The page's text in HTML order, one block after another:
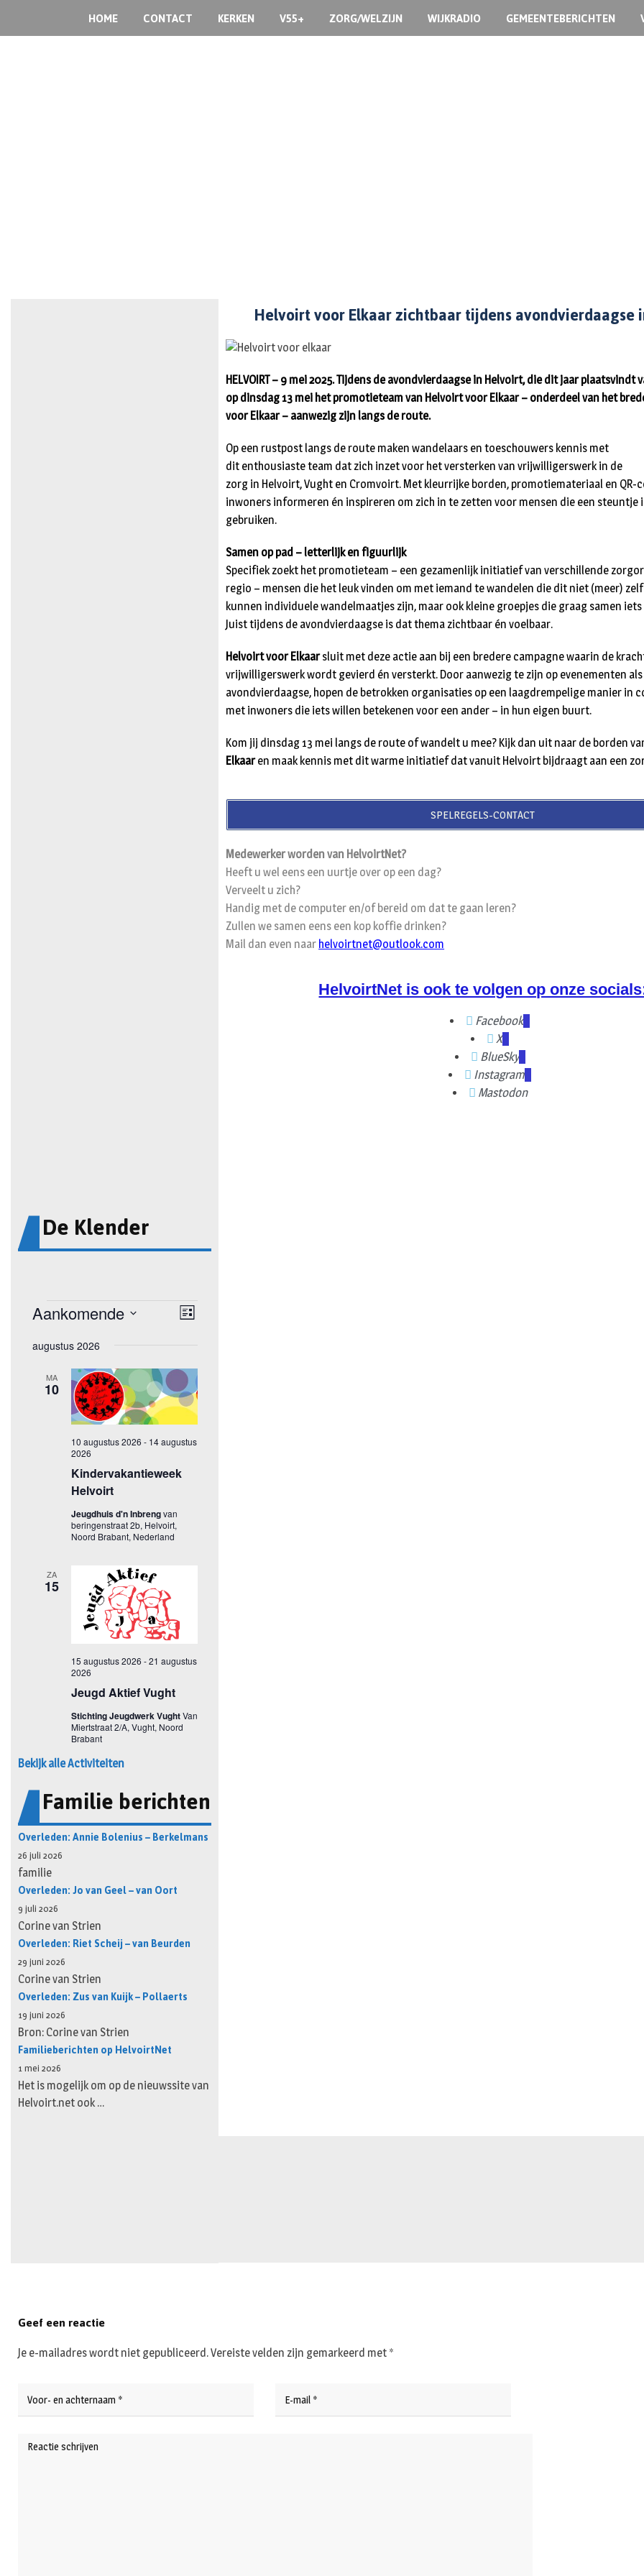
HOME CONTACT KERKEN V55+ ZORG/WELZIJN WIJKRADIO GEMEENTEBERICHTEN
De Klender
Bekijk alle Activiteiten
Familie berichten
Overleden: Annie Bolenius – Berkelmans
26 juli 2026
familie
Overleden: Jo van Geel – van Oort
9 juli 2026
Corine van Strien
Overleden: Riet Scheij – van Beurden
29 juni 2026
Corine van Strien
Overleden: Zus van Kuijk – Pollaerts
19 juni 2026
Bron: Corine van Strien
Familieberichten op HelvoirtNet
1 mei 2026
Het is mogelijk om op de nieuwssite van
Helvoirt.net ook …
Helvoirt voor Elkaar zichtbaar tijdens
HELVOIRT – 9 mei 2025. Tijdens de avondvierdaagse in Helvoirt, die dit jaar plaatsvindt
op dinsdag 13 mei het promotieteam van Helvoirt voor Elkaar – onderdeel van het
voor Elkaar – aanwezig zijn langs de route.
Op een rustpost langs de route maken wandelaars en toeschouwers kennis met
dit enthousiaste team dat zich inzet voor het versterken van vrijwilligerswerk in de
zorg in Helvoirt, Vught en Cromvoirt. Met kleurrijke borden, promotiemateriaal en QR-
inwoners informeren én inspireren om zich in te zetten voor mensen die een steuntje
gebruiken.
Samen op pad – letterlijk en figuurlijk
Specifiek zoekt het promotieteam – een gezamenlijk initiatief van verschillende
regio – mensen die het leuk vinden om met iemand te wandelen die dit niet (meer)
kunnen individuele wandelmaatjes zijn, maar ook kleine groepjes die graag samen
Juist tijdens de avondvierdaagse is dat thema zichtbaar én voelbaar.
Helvoirt voor Elkaarsluit met deze actie aan bij een bredere campagne waarin de
vrijwilligerswerk wordt gevierd én versterkt. Door aanwezig te zijn op evenementen
avondvierdaagse, hopen de betrokken organisaties op een laagdrempelige manier in
met inwoners die iets willen betekenen voor een ander – in hun eigen buurt.
Kom jij dinsdag 13 mei langs de route of wandelt u mee? Kijk dan uit naar de borden
Elkaaren maak kennis met dit warme initiatief dat vanuit Helvoirt bijdraagt aan een
SPELREGELS-CONTACT
Medewerker worden van HelvoirtNet?
Heeft u wel eens een uurtje over op een dag?
Verveelt u zich?
Handig met de computer en/of bereid om dat te gaan leren?
Zullen we samen eens een kop koffie drinken?
Mail dan even naar helvoirtnet@outlook.com
HelvoirtNet is ook te volgen op onze
Facebook
X
BlueSky
Instagram
Mastodon
Geef een reactie
Je e-mailadres wordt niet gepubliceerd.Vereiste velden zijn gemarkeerd met *